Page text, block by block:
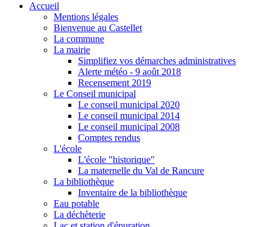
Accueil
Mentions légales
Bienvenue au Castellet
La commune
La mairie
Simplifiez vos démarches administratives
Alerte météo - 9 août 2018
Recensement 2019
Le Conseil municipal
Le conseil municipal 2020
Le conseil municipal 2014
Le conseil municipal 2008
Comptes rendus
L'école
L'école "historique"
La maternelle du Val de Rancure
La bibliothèque
Inventaire de la bibliothèque
Eau potable
La déchèterie